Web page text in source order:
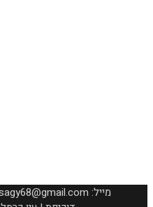
050-4555462 :טלפון | guy.sagy68@gmail.com :מייל